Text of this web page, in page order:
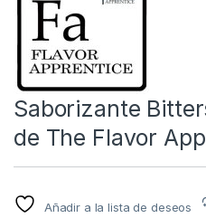
Saborizante
de The Flavor
Añadir a la lista de deseos